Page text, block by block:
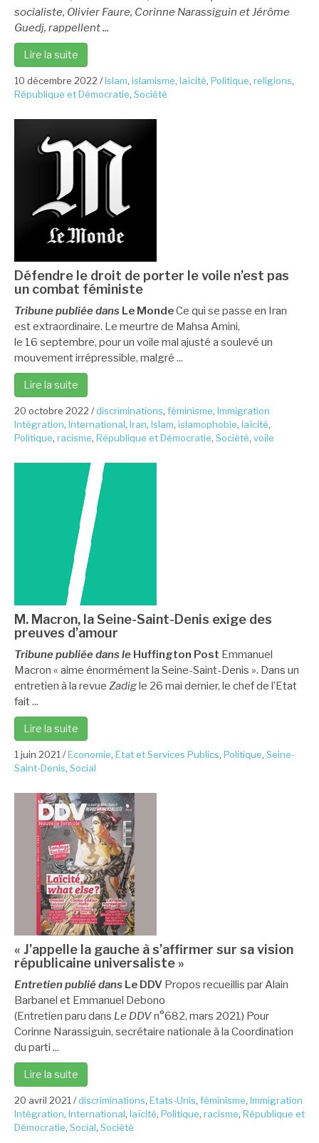
socialiste, Olivier Faure, Corinne Narassiguin et Jérôme
Guedj, rappellent ...
Lire la suite
10 décembre 2022 /Islam, islamisme, laïcité, Politique, religions,
République et Démocratie, Société
Défendre le droit de porter le voile n’est pas
un combat féministe
Tribune publiée dans Le MondeCe qui se passe en Iran
est extraordinaire. Le meurtre de Mahsa Amini,
le 16 septembre, pour un voile mal ajusté a soulevé un
mouvement irrépressible, malgré ...
Lire la suite
20 octobre 2022 /discriminations, féminisme, Immigration
Intégration, International, Iran, Islam, islamophobie, laïcité,
Politique, racisme, République et Démocratie, Société, voile
M. Macron, la Seine-Saint-Denis exige des
preuves d’amour
Tribune publiée dans le Huffington Post Emmanuel
Macron « aime énormément la Seine-Saint-Denis ». Dans un
entretien à la revue Zadigle 26 mai dernier, le chef de l’Etat
fait ...
Lire la suite
1 juin 2021 /Economie, Etat et Services Publics, Politique, Seine-
Saint-Denis, Social
« J’appelle la gauche à s’affirmer sur sa vision
républicaine universaliste »
Entretien publié dans Le DDV Propos recueillis par Alain
Barbanel et Emmanuel Debono
(Entretien paru dans Le DDVn°682, mars 2021 ) Pour
Corinne Narassiguin, secrétaire nationale à la Coordination
du parti ...
Lire la suite
20 avril 2021 /discriminations, Etats-Unis, féminisme, Immigration
Intégration, International, laïcité, Politique, racisme, République et
Démocratie, Social, Société